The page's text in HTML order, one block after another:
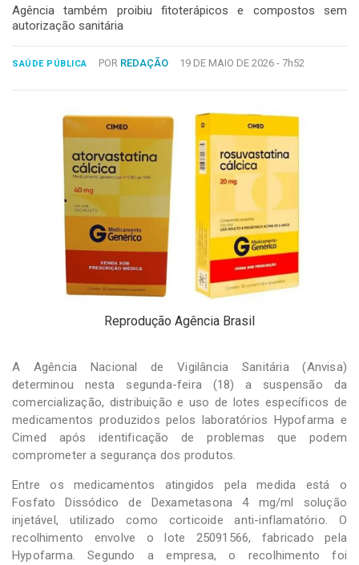
COLUNAS
2024
Desenvolvido
Agência também proibiu fitoterápicos e compostos sem
autorização sanitária
SAÚDE PÚBLICA POR REDAÇÃO 19 DE MAIO DE 2026 - 7h52
Reprodução Agência Brasil
A Agência Nacional de Vigilância Sanitária (Anvisa)
determinou nesta segunda-feira (18) a suspensão da
comercialização, distribuição e uso de lotes específicos de
medicamentos produzidos pelos laboratórios Hypofarma e
Cimed após identificação de problemas que podem
comprometer a segurança dos produtos.
Entre os medicamentos atingidos pela medida está o
Fosfato Dissódico de Dexametasona 4 mg/ml solução
injetável, utilizado como corticoide anti-inflamatório. O
recolhimento envolve o lote 25091566, fabricado pela
Hypofarma. Segundo a empresa, o recolhimento foi